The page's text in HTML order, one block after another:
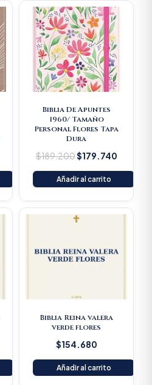
price
Biblia De Apuntes
1960/ Tamaño
Personal Flores Tapa
Dura
$189.200
Original
price
was:
$189.200.
$179.740
Current
price
Añadir al carrito
Biblia Reina valera
verde flores
$154.680
Añadir al carrito